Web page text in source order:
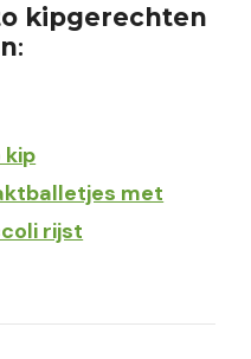
kipgerechten
:
kip
met
rijst